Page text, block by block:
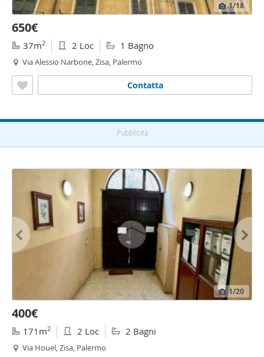
1/18
650€
37m2 2 Loc 1 Bagno
Via Alessio Narbone, Zisa, Palermo
Contatta
Pubblicità
1/20
400€
171m2 2 Loc 2 Bagni
Via Houel, Zisa, Palermo